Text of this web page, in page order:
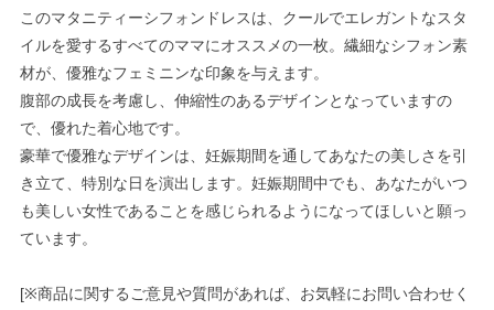
このマタニティーシフォンドレスは、クールでエレガントなスタ
イルを愛するすべてのママにオススメの一枚。繊細なシフォン素
材が、優雅なフェミニンな印象を与えます。
腹部の成長を考慮し、伸縮性のあるデザインとなっていますの
で、優れた着心地です。
豪華で優雅なデザインは、妊娠期間を通してあなたの美しさを引
き立て、特別な日を演出します。妊娠期間中でも、あなたがいつ
も美しい女性であることを感じられるようになってほしいと願っ
ています。
[※商品に関するご意見や質問があれば、お気軽にお問い合わせく